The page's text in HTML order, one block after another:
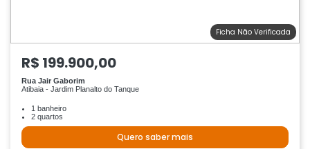
Ficha Não Verificada
R$ 199.900,00
Rua Jair Gaborim
Atibaia - Jardim Planalto do Tanque
1 banheiro
2 quartos
Quero saber mais